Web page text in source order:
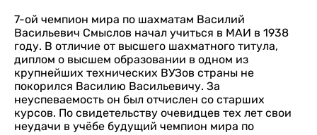
7-ой чемпион мира по шахматам Василий
Васильевич Смыслов начал учиться в МАИ в 1938
году. В отличие от высшего шахматного титула,
диплом о высшем образовании в одном из
крупнейших технических ВУЗов страны не
покорился Василию Васильевичу. За
неуспеваемость он был отчислен со старших
курсов. По свидетельству очевидцев тех лет свои
неудачи в учёбе будущий чемпион мира по